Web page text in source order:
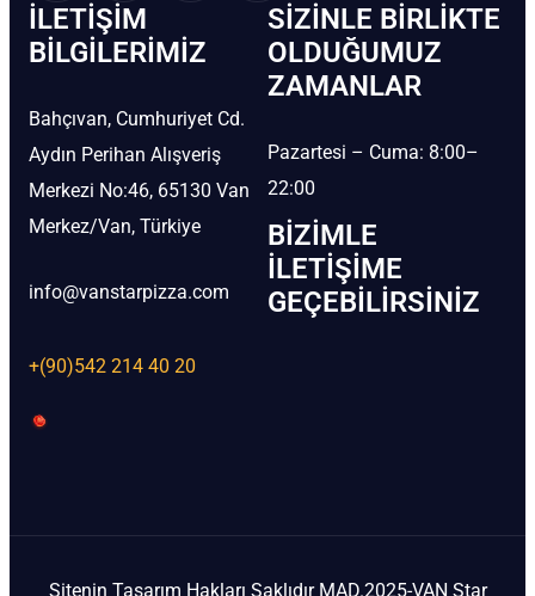
İLETIŞIM
BİLGILERIMIZ
Bahçıvan, Cumhuriyet Cd.
Aydın Perihan Alışveriş
Merkezi No:46, 65130 Van
Merkez/Van, Türkiye
info@vanstarpizza.com
+(90)542 214 40 20
SIZINLE BIRLIKTE
OLDUĞUMUZ
ZAMANLAR
Pazartesi – Cuma: 8:00–
22:00
BIZIMLE
İLETIŞIME
GEÇEBILIRSINIZ
Sitenin Tasarım Hakları Saklıdır MAD.2025-VAN Star